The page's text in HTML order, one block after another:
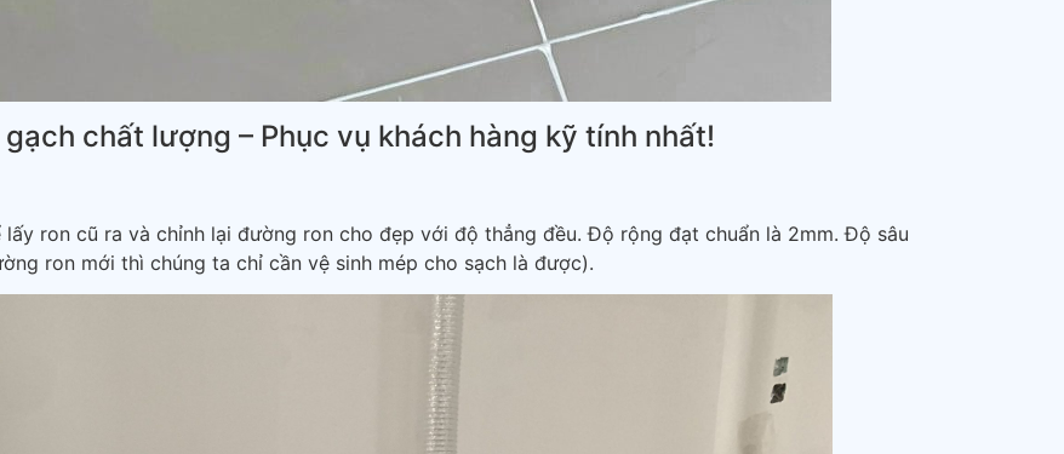
chất lượng – Phục vụ khách hàng kỹ tính nhất!
ron cũ ra và chỉnh lại đường ron cho đẹp với độ thẳng đều. Độ rộng đạt chuẩn là 2mm. Độ sâu
ron mới thì chúng ta chỉ cần vệ sinh mép cho sạch là được).